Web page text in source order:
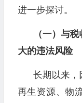
进一步探讨。
（一）与
大的违法风险
长期以来，
再生资源、物